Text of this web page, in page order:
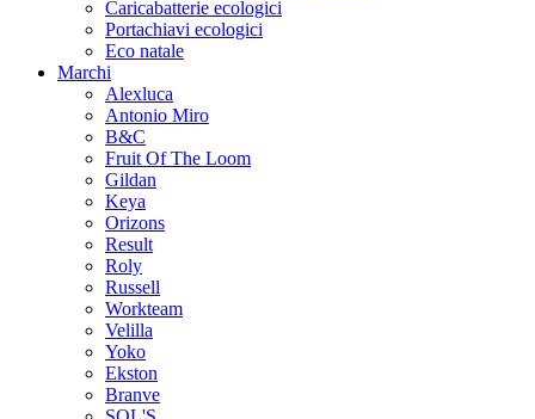
Caricabatterie ecologici
Portachiavi ecologici
Eco natale
Marchi
Alexluca
Antonio Miro
B&C
Fruit Of The Loom
Gildan
Keya
Orizons
Result
Roly
Russell
Workteam
Velilla
Yoko
Ekston
Branve